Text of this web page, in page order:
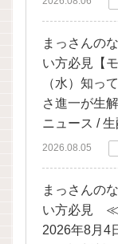
まっさんの
い方必見【
（水）知っ
さ進一が生
ニュース /
2026.08.05
まっさんの
い方必見 ≪
2026年8月4